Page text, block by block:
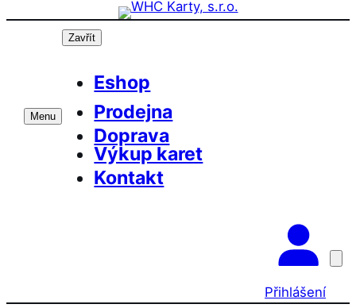
Přeskočit
Menu
Zavřít
Eshop
Prodejna
Doprava
Výkup karet
Kontakt
Přihlášení
Prázdninová otevírací doba prodejny! PO a
ST 10-17, SO 11-15